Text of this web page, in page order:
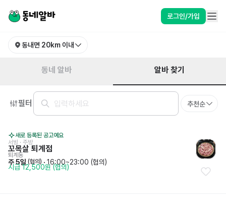
로그인/가입
동내면 20km 이내
동네 알바 알바 찾기
필터 추천순
새로 등록된 공고예요
서빙 · 주방
꼬목살 퇴계점
퇴계동
주 5일 (협의) · 16:00~23:00 (협의)
시급 12,500원 (협의)